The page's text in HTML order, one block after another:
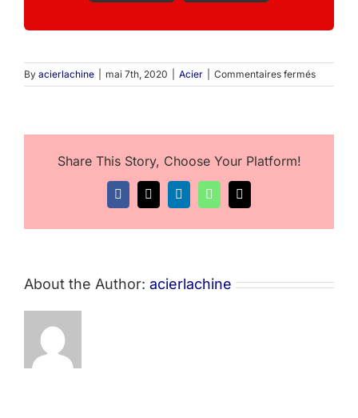
By acierlachine mai 7th, 2020 Acier Commentaires ferméssur
Le
Share This Story, Choose Your Platform!
Facebook
X LinkedInWhatsApp
Email
About the Author: acierlachine